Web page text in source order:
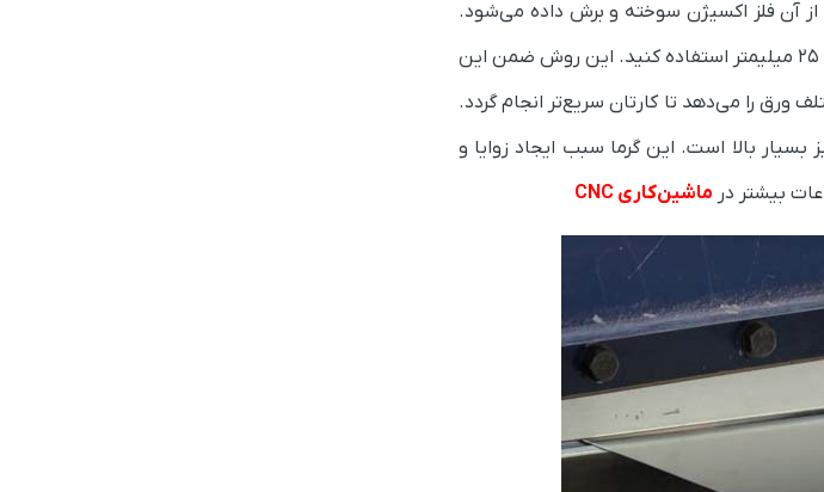
آن فلز اکسیژن سوخته و برش داده می‌شود.
شما از انواع برشکاری فلزات با استفاده از هوا گاز می‌توانید برای ورق‌هایی با ضخامت 6 تا 25 میلیمتر استفاده کنید. این روش ضمن این
را می‌دهد تا کارتان سریع‌تر انجام گردد.
بالا است. این گرما سبب ایجاد زوایا و
بیشتر در ماشین‌کاری CNC